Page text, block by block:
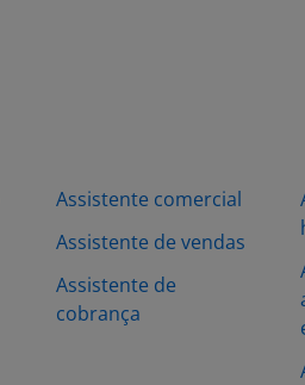
Assistente comercial
Assistente de vendas
Assistente de
cobrança